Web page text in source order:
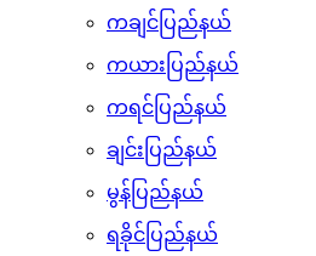
ကချင်ပြည်နယ်
ကယားပြည်နယ်
ကရင်ပြည်နယ်
ချင်းပြည်နယ်
မွန်ပြည်နယ်
ရခိုင်ပြည်နယ်